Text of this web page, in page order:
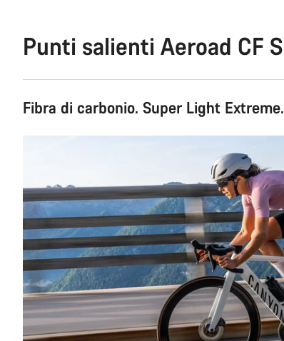
Punti salienti Aeroad CF
Fibra di carbonio. Super Light Extreme.